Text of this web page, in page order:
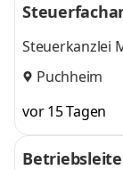
Steuerkanzlei
Puchheim
vor 15 Tagen